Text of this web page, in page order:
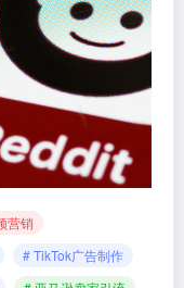
营销
# TikTok广告制作